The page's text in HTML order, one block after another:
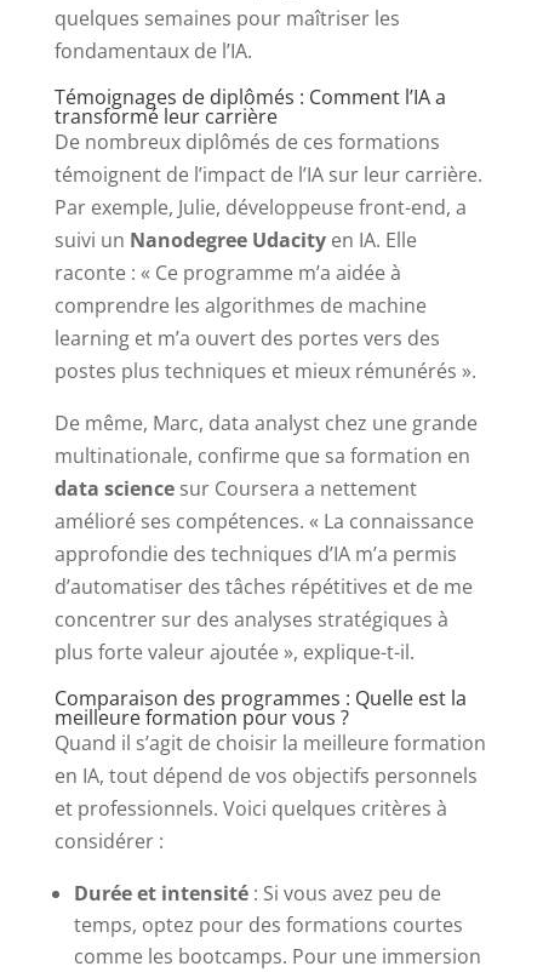
quelques semaines pour maîtriser les
fondamentaux de l’IA.
Témoignages de diplômés : Comment l’IA a
transformé leur carrière
De nombreux diplômés de ces formations
témoignent de l’impact de l’IA sur leur carrière.
Par exemple, Julie, développeuse front-end, a
suivi un Nanodegree Udacityen IA. Elle
raconte : « Ce programme m’a aidée à
comprendre les algorithmes de machine
learning et m’a ouvert des portes vers des
postes plus techniques et mieux rémunérés ».
De même, Marc, data analyst chez une grande
multinationale, confirme que sa formation en
data sciencesur Coursera a nettement
amélioré ses compétences. « La connaissance
approfondie des techniques d’IA m’a permis
d’automatiser des tâches répétitives et de me
concentrer sur des analyses stratégiques à
plus forte valeur ajoutée », explique-t-il.
Comparaison des programmes : Quelle est la
meilleure formation pour vous ?
Quand il s’agit de choisir la meilleure formation
en IA, tout dépend de vos objectifs personnels
et professionnels. Voici quelques critères à
considérer :
Durée et intensité: Si vous avez peu de
temps, optez pour des formations courtes
comme les bootcamps. Pour une immersion